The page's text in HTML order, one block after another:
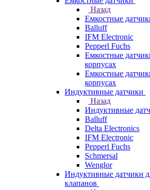
Назад
Емкостные
Balluff
IFM Electronic
Pepperl Fuchs
Емкостные
корпусах
Емкостные
корпусах
Индуктивные датчики
Назад
Индуктивные
Balluff
Delta Electronics
IFM Electronic
Pepperl Fuchs
Schmersal
Wenglor
Индуктивные датчики
клапанов